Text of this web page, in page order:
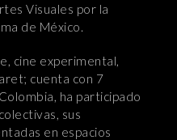
Visuales por la
de México.
cine experimental,
cuenta con 7
ha participado
sus
en espacios